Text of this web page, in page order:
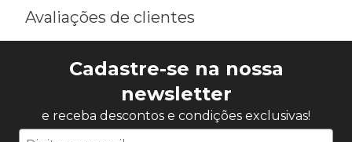
Avaliações de clientes
Cadastre-se na nossa
newsletter
e receba descontos e condições exclusivas!